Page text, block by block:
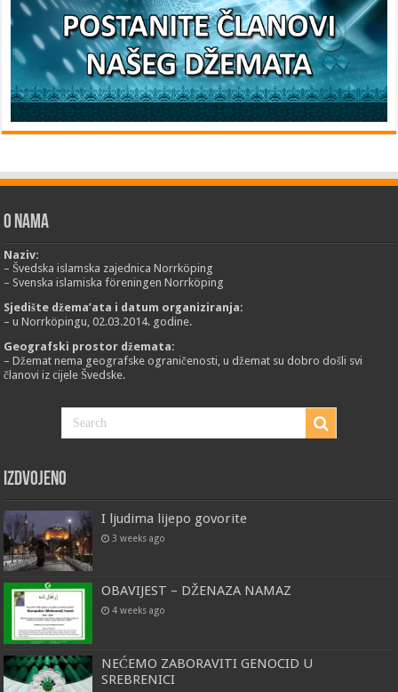
O nama
Naziv:
– Švedska islamska zajednica Norrköping
– Svenska islamiska föreningen Norrköping
Sjedište džema’ata i datum organiziranja:
– u Norrköpingu, 02.03.2014. godine.
Geografski prostor džemata:
– Džemat nema geografske ograničenosti, u džemat su dobro došli svi
članovi iz cijele Švedske.
Izdvojeno
I ljudima lijepo govorite
3 weeks ago
OBAVIJEST – DŽENAZA NAMAZ
4 weeks ago
NEĆEMO ZABORAVITI GENOCID U
SREBRENICI